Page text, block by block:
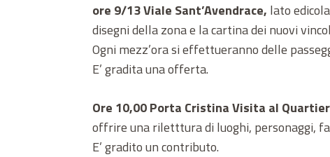
ore 9/13 Viale Sant’Avendrace, lato
disegni della zona e la cartina dei nuovi
Ogni mezz’ora si effettueranno delle
E’ gradita una offerta.
Ore 10,00 Porta Cristina Visita al
offrire una riletttura di luoghi, personaggi,
E’ gradito un contributo.